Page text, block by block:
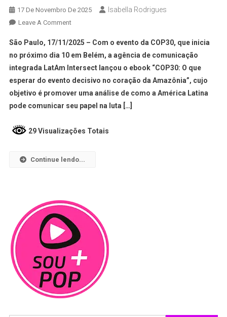
17 De Novembro De 2025 Isabella Rodrigues
Leave A Comment
São Paulo, 17/11/2025 – Com o evento da COP30, que inicia
no próximo dia 10 em Belém, a agência de comunicação
integrada LatAm Intersect lançou o ebook “COP30: O que
esperar do evento decisivo no coração da Amazônia”, cujo
objetivo é promover uma análise de como a América Latina
pode comunicar seu papel na luta […]
29 Visualizações Totais
Continue lendo...